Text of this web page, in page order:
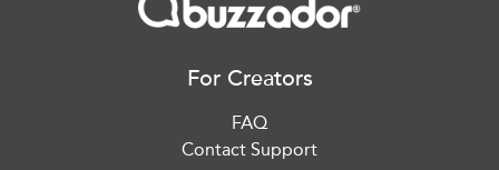
For Creators
FAQ
Contact Support